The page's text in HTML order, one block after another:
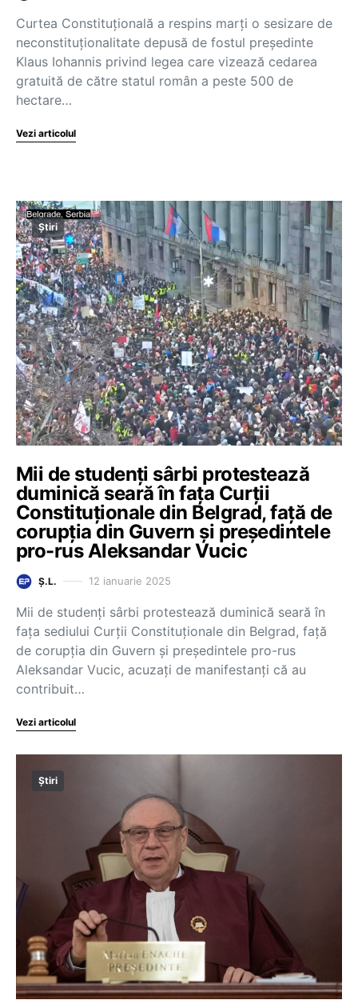
Curtea Constituțională a respins marți o sesizare de
neconstituționalitate depusă de fostul președinte
Klaus Iohannis privind legea care vizează cedarea
gratuită de către statul român a peste 500 de
hectare…
Vezi articolul
Știri
Mii de studenți sârbi protestează
duminică seară în fața Curții
Constituționale din Belgrad, față de
corupția din Guvern și președintele
pro-rus Aleksandar Vucic
Ș.L. 12 ianuarie 2025
Mii de studenți sârbi protestează duminică seară în
fața sediului Curții Constituționale din Belgrad, față
de corupția din Guvern și președintele pro-rus
Aleksandar Vucic, acuzați de manifestanți că au
contribuit…
Vezi articolul
Știri